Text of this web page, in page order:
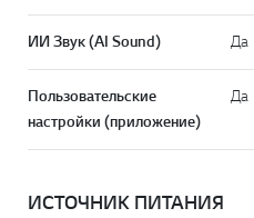
ИИ Звук (AI Sound) Да
Пользовательские
настройки (приложение)
Да
ИСТОЧНИК ПИТАНИЯ